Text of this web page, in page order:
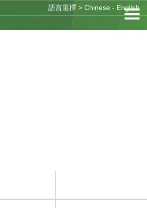
語言選擇 > Chinese - English